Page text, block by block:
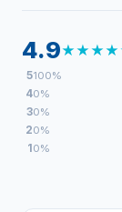
4.9★★★★
5100%
40%
30%
20%
10%